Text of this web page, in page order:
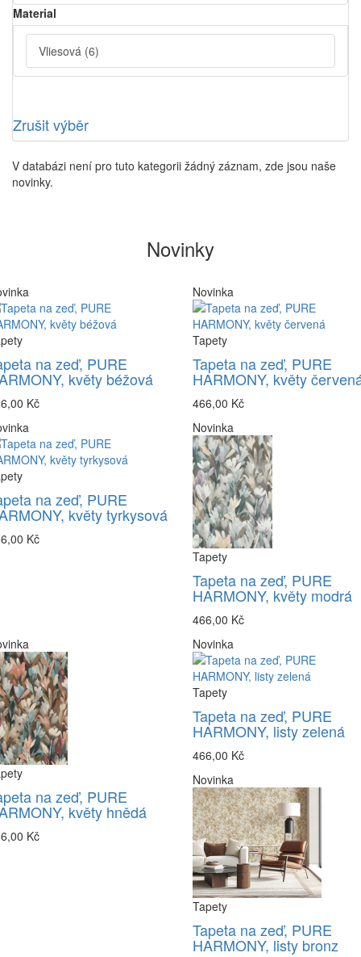
Material
Vliesová (6)
Zrušit výběr
V databázi není pro tuto kategorii žádný záznam, zde jsou naše
novinky.
Novinky
na zeď, PURE
květy béžová
Kč
Novinka
Tapety
Tapeta na zeď, PURE
HARMONY, květy
466,00 Kč
na zeď, PURE
květy tyrkysová
Kč
Novinka
Tapety
Tapeta na zeď, PURE
HARMONY, květy modrá
466,00 Kč
na zeď, PURE
květy hnědá
Kč
Novinka
Tapety
Tapeta na zeď, PURE
HARMONY, listy zelená
466,00 Kč
Novinka
Tapety
Tapeta na zeď, PURE
HARMONY, listy bronz